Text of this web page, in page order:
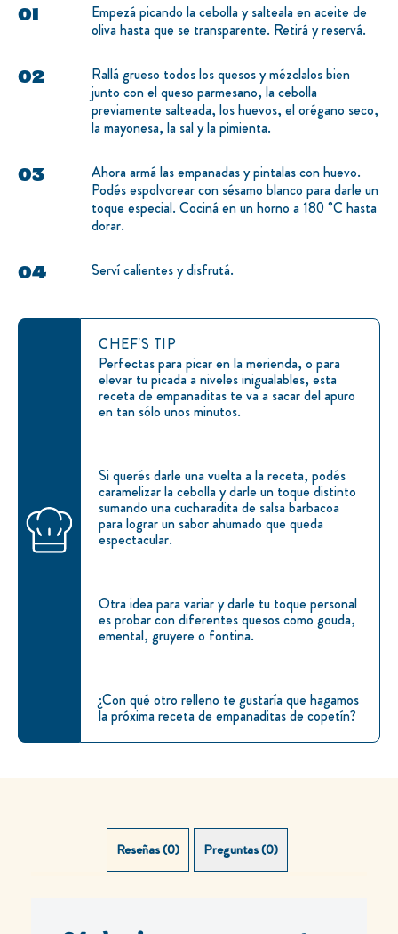
Empezá picando la cebolla y salteala en aceite de
oliva hasta que se transparente. Retirá y reservá.
Rallá grueso todos los quesos y mézclalos bien
junto con el queso parmesano, la cebolla
previamente salteada, los huevos, el orégano seco,
la mayonesa, la sal y la pimienta.
Ahora armá las empanadas y pintalas con huevo.
Podés espolvorear con sésamo blanco para darle un
toque especial. Cociná en un horno a 180 °C hasta
dorar.
Serví calientes y disfrutá.
CHEF'S TIP
Perfectas para picar en la merienda, o para
elevar tu picada a niveles inigualables, esta
receta de empanaditas te va a sacar del apuro
en tan sólo unos minutos.
Si querés darle una vuelta a la receta, podés
caramelizar la cebolla y darle un toque distinto
sumando una cucharadita de salsa barbacoa
para lograr un sabor ahumado que queda
espectacular.
Otra idea para variar y darle tu toque personal
es probar con diferentes quesos como gouda,
emental, gruyere o fontina.
¿Con qué otro relleno te gustaría que hagamos
la próxima receta de empanaditas de copetín?
Reseñas (0) Preguntas (0)